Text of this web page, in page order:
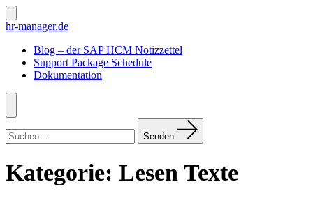
Zum
Inhalt
Suche
ein-/ausblenden
hr-manager.de
Blog – der SAP HCM Notizzettel
Support Package Schedule
Dokumentation
Menü
nach:
Senden
Kategorie: Lesen Texte